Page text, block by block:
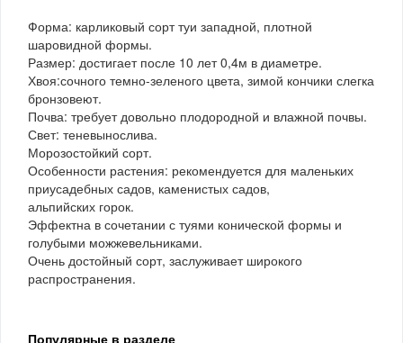
Форма: карликовый сорт туи западной, плотной
шаровидной формы.
Размер: достигает после 10 лет 0,4м в диаметре.
Хвоя:сочного темно-зеленого цвета, зимой кончики слегка
бронзовеют.
Почва: требует довольно плодородной и влажной почвы.
Свет: теневынослива.
Морозостойкий сорт.
Особенности растения: рекомендуется для маленьких
приусадебных садов, каменистых садов,
альпийских горок.
Эффектна в сочетании с туями конической формы и
голубыми можжевельниками.
Очень достойный сорт, заслуживает широкого
распространения.
Популярные в разделе